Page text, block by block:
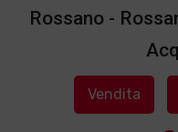
Rossano -
Vendita